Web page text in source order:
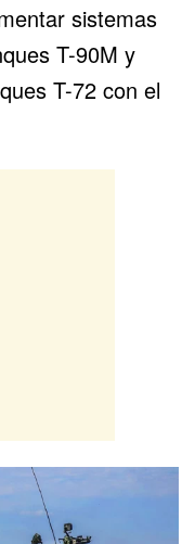
sistemas
T-90M y
T-72 con el